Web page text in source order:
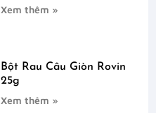
Xem thêm »
Bột Rau Câu Giòn Rovin
25g
Xem thêm »